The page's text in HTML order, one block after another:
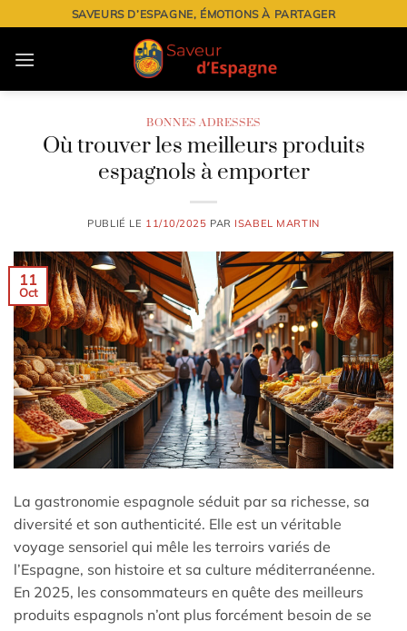
au
contenu
SAVEURS D’ESPAGNE, ÉMOTIONS À PARTAGER
BONNES ADRESSES
Où trouver les meilleurs produits
espagnols à emporter
PUBLIÉ LE 11/10/2025 PAR ISABEL MARTIN
11
Oct
La gastronomie espagnole séduit par sa richesse, sa
diversité et son authenticité. Elle est un véritable
voyage sensoriel qui mêle les terroirs variés de
l’Espagne, son histoire et sa culture méditerranéenne.
En 2025, les consommateurs en quête des meilleurs
produits espagnols n’ont plus forcément besoin de se